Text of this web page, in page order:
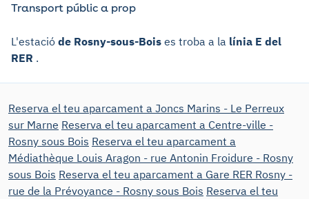
Transport públic a prop
L'estació de Rosny-sous-Bois es troba a la línia E del
RER .
Reserva el teu aparcament a Joncs Marins - Le Perreux
sur Marne Reserva el teu aparcament a Centre-ville -
Rosny sous Bois Reserva el teu aparcament a
Médiathèque Louis Aragon - rue Antonin Froidure - Rosny
sous Bois Reserva el teu aparcament a Gare RER Rosny -
rue de la Prévoyance - Rosny sous Bois Reserva el teu